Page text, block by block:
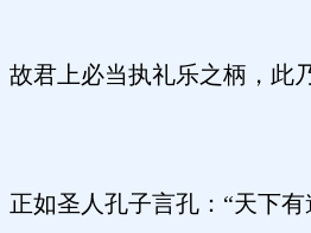
故君上必当执礼乐之柄，此
正如圣人孔子言孔：“天下